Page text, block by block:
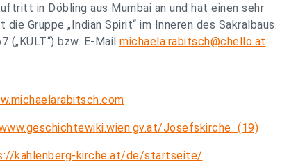
in Döbling aus Mumbai an und hat einen sehr
Gruppe „Indian Spirit“ im Inneren des Sakralbaus.
bzw. E-Mail michaela.rabitsch@chello.at.
Josefskirche_(19)
kahlenberg-kirche.at/de/startseite/